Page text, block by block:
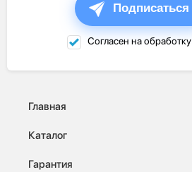
Подписаться
Согласен на обработку
Главная
Каталог
Гарантия